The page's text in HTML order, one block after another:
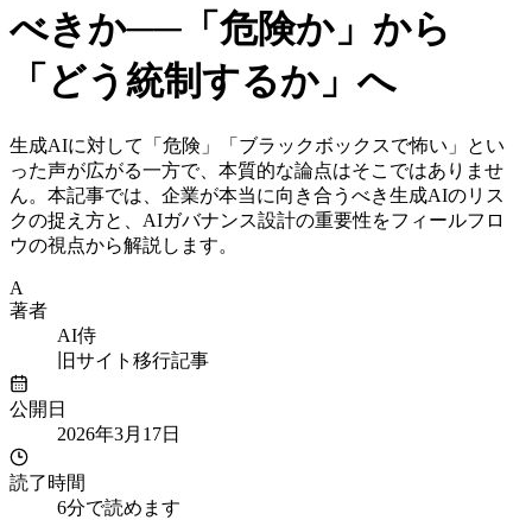
べきか──「危険か」から
「どう統制するか」へ
生成AIに対して「危険」「ブラックボックスで怖い」とい
った声が広がる一方で、本質的な論点はそこではありませ
ん。本記事では、企業が本当に向き合うべき生成AIのリス
クの捉え方と、AIガバナンス設計の重要性をフィールフロ
ウの視点から解説します。
A
著者
AI侍
旧サイト移行記事
公開日
2026年3月17日
読了時間
6分で読めます